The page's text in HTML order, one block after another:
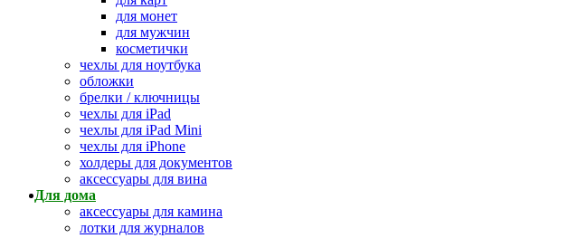
для монет
для мужчин
косметички
чехлы для ноутбука
обложки
брелки / ключницы
чехлы для iPad
чехлы для iPad Mini
чехлы для iPhone
холдеры для документов
аксессуары для вина
Для дома
аксессуары для камина
лотки для журналов